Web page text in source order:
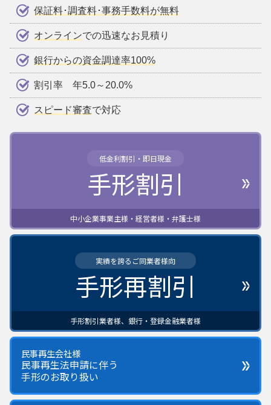
保証料･調査料･事務手数料が無料
オンラインでの迅速なお見積り
銀行からの資金調達率100%
割引率 年5.0～20.0%
スピード審査で対応
低金利割引・即日現金
手形割引
中小企業事業主様・経営者様・弁護士様
実績を誇るご同業者様向
手形再割引
手形割引業者様、銀行・登録金融業者様
民事再生会社様
民事再生法申請に伴う
手形のお取り扱い